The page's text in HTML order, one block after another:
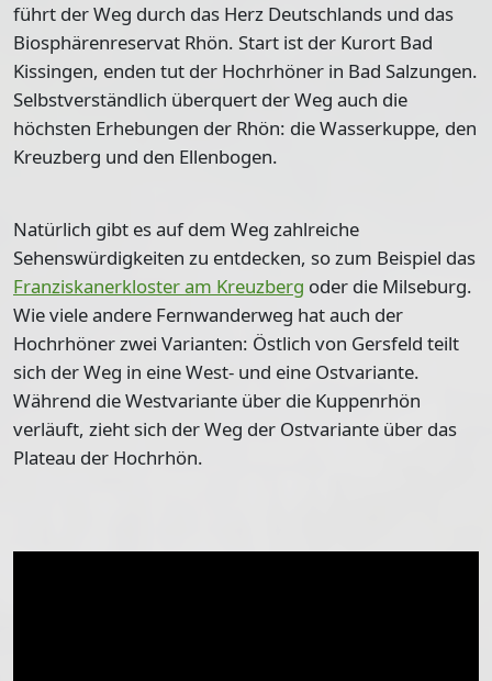
führt der Weg durch das Herz Deutschlands und das
Biosphärenreservat Rhön. Start ist der Kurort Bad
Kissingen, enden tut der Hochrhöner in Bad Salzungen.
Selbstverständlich überquert der Weg auch die
höchsten Erhebungen der Rhön: die Wasserkuppe, den
Kreuzberg und den Ellenbogen.
Natürlich gibt es auf dem Weg zahlreiche
Sehenswürdigkeiten zu entdecken, so zum Beispiel das
Franziskanerkloster am Kreuzberg oder die Milseburg.
Wie viele andere Fernwanderweg hat auch der
Hochrhöner zwei Varianten: Östlich von Gersfeld teilt
sich der Weg in eine West- und eine Ostvariante.
Während die Westvariante über die Kuppenrhön
verläuft, zieht sich der Weg der Ostvariante über das
Plateau der Hochrhön.